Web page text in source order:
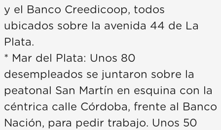
y el Banco Creedicoop, todos
ubicados sobre la avenida 44 de La
Plata.
* Mar del Plata: Unos 80
desempleados se juntaron sobre la
peatonal San Martín en esquina con la
céntrica calle Córdoba, frente al Banco
Nación, para pedir trabajo. Unos 50